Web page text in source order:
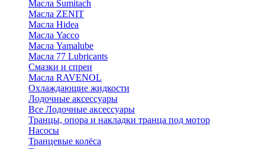
Масла Sumitach
Масла ZENIT
Масла Hidea
Масла Yacco
Масла Yamalube
Масла 77 Lubricants
Смазки и спреи
Масла RAVENOL
Охлаждающие жидкости
Лодочные аксессуары
Все Лодочные аксессуары
Транцы, опора и накладки транца под мотор
Насосы
Транцевые колёса